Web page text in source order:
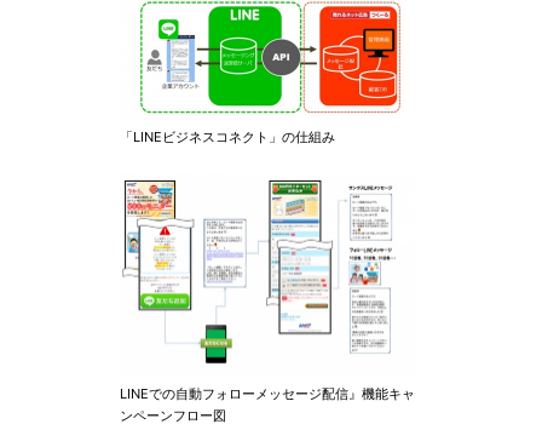
「LINEビジネスコネクト」の仕組み
LINEでの自動フォローメッセージ配信』機能キャ
ンペーンフロー図